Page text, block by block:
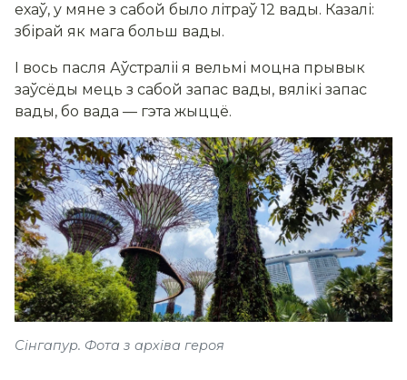
ехаў, у мяне з сабой было літраў 12 вады. Казалі:
збірай як мага больш вады.
І вось пасля Аўстраліі я вельмі моцна прывык
заўсёды мець з сабой запас вады, вялікі запас
вады, бо вада — гэта жыццё.
Сінгапур. Фота з архіва героя